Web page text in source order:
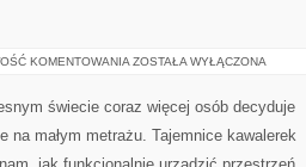
KOMENTOWANIA TAJEMNICE
MAŁYM
ZOSTAŁA WYŁĄCZONA
świecie coraz więcej osób decyduje
na małym metrażu. Tajemnice kawalerek